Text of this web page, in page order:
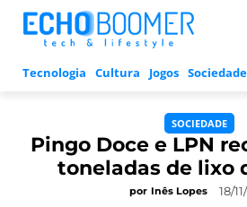
Tecnologia Cultura Jogos Sociedade
SOCIEDADE
Pingo Doce e LPN
toneladas de lixo
por Inês Lopes 18/